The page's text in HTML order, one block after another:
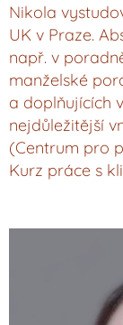
Nikola
UK v Praze.
např. v
manželské
a doplňujících
nejdůležitější
(Centrum pro
Kurz práce s